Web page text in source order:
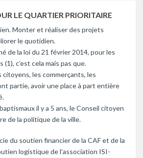
LE QUARTIER PRIORITAIRE
Monter et réaliser des projets
le quotidien.
de la loi du 21 février 2014, pour les
c’est cela mais pas que.
citoyens, les commerçants, les
partie, avoir une place à part entière
il y a 5 ans, le Conseil citoyen
de la politique de la ville.
du soutien financier de la CAF et de la
logistique de l’association ISI-